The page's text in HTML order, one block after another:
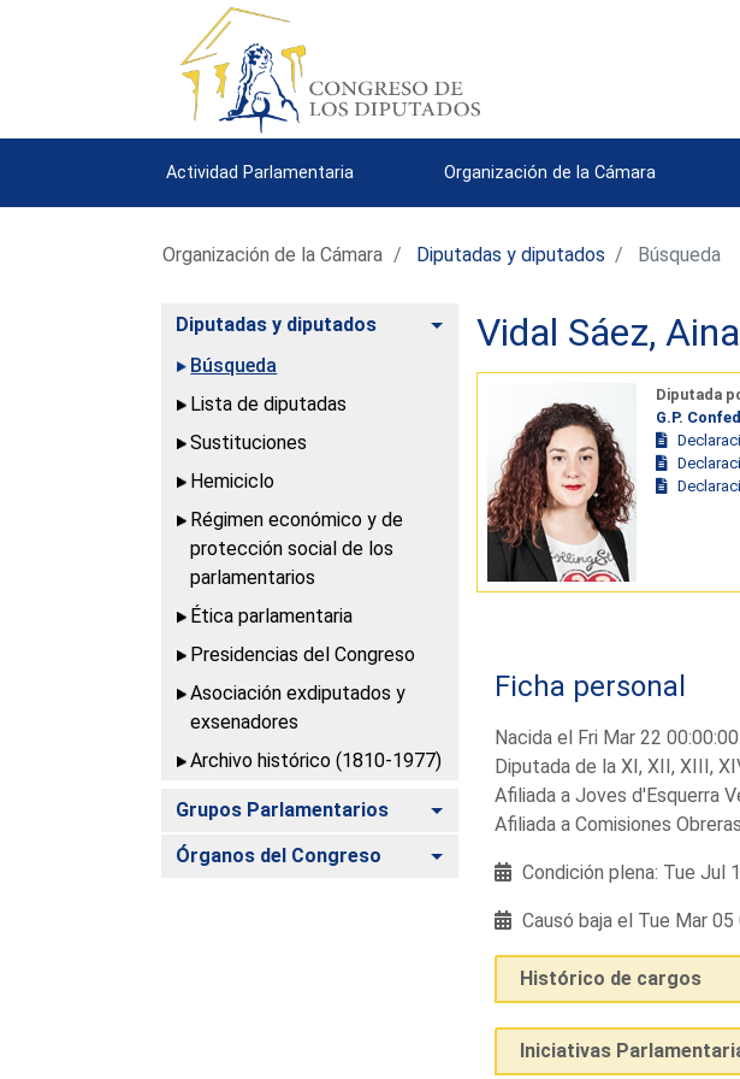
Actividad Parlamentaria Organización de la Cámara
Organización de la Cámara Diputadas y diputados Búsqueda
Diputadas y diputados
Alternar
Búsqueda
Lista de diputadas
Sustituciones
Hemiciclo
Régimen económico y de
protección social de los
parlamentarios
Ética parlamentaria
Presidencias del Congreso
Asociación exdiputados y
exsenadores
Archivo histórico (1810-1977)
Grupos Parlamentarios Alternar
Órganos del Congreso Alternar
Vidal Sáez, Aina
Diputada
G.P.
Ficha personal
Nacida el Fri Mar 22
Diputada de la XI, XII, XIII,
Afiliada a Joves d'Esquerra
Afiliada a Comisiones
Condición plena: Tue Jul
Causó baja el Tue Mar
Histórico de cargos
Iniciativas